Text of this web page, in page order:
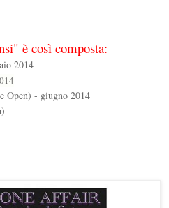
è così composta:
2014
Open) - giugno 2014